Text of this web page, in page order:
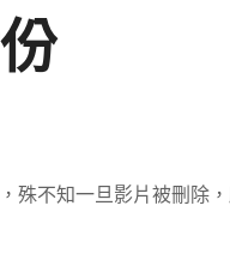
殊不知一旦影片被刪除